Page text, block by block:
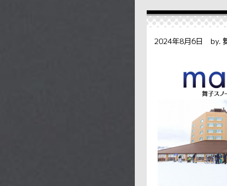
2024年8月6日 by.